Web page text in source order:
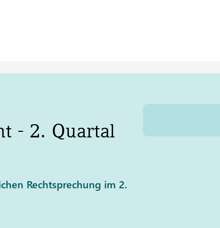
- 2. Quartal
Rechtsprechung im 2.